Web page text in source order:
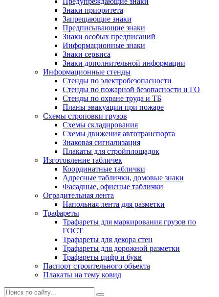
Знаки приоритета
Запрещающие знаки
Предписывающие знаки
Знаки особых предписаний
Информационные знаки
Знаки сервиса
Знаки дополнительной информации
Информационные стенды
Стенды по электробезопасности
Стенды по пожарной безопасности и ГО
Стенды по охране труда и ТБ
Планы эвакуации при пожаре
Схемы строповки грузов
Схемы складирования
Схемы движения автотранспорта
Знаковая сигнализация
Плакаты для стройплощадок
Изготовление табличек
Координатные таблички
Адресные таблички, домовые знаки
Фасадные, офисные таблички
Оградительная лента
Напольная лента для разметки
Трафареты
Трафареты для маркирования грузов по
ГОСТ
Трафареты для декора стен
Трафареты для дорожной разметки
Трафареты цифр и букв
Паспорт строительного объекта
Плакаты на тему ковид